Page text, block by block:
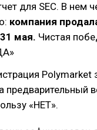
для SEC. В нем
компания
мая. Чистая
Polymarket
предварительный
«НЕТ».